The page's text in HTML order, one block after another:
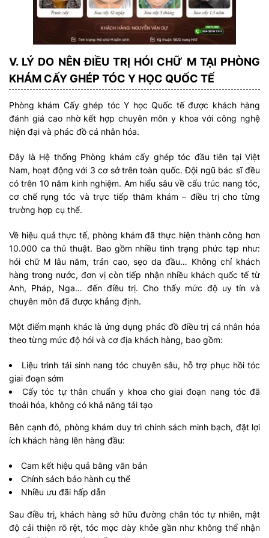
V. LÝ DO NÊN ĐIỀU TRỊ HÓI CHỮ M TẠI PHÒNG
KHÁM CẤY GHÉP TÓC Y HỌC QUỐC TẾ
Phòng khám Cấy ghép tóc Y học Quốc tế được khách hàng
đánh giá cao nhờ kết hợp chuyên môn y khoa với công nghệ
hiện đại và phác đồ cá nhân hóa.
Đây là Hệ thống Phòng khám cấy ghép tóc đầu tiên tại Việt
Nam, hoạt động với 3 cơ sở trên toàn quốc. Đội ngũ bác sĩ đều
có trên 10 năm kinh nghiệm. Am hiểu sâu về cấu trúc nang tóc,
cơ chế rụng tóc và trực tiếp thăm khám – điều trị cho từng
trường hợp cụ thể.
Về hiệu quả thực tế, phòng khám đã thực hiện thành công hơn
10.000 ca thủ thuật. Bao gồm nhiều tình trạng phức tạp như:
hói chữ M lâu năm, trán cao, sẹo da đầu… Không chỉ khách
hàng trong nước, đơn vị còn tiếp nhận nhiều khách quốc tế từ
Anh, Pháp, Nga… đến điều trị. Cho thấy mức độ uy tín và
chuyên môn đã được khẳng định.
Một điểm mạnh khác là ứng dụng phác đồ điều trị cá nhân hóa
theo từng mức độ hói và cơ địa khách hàng, bao gồm:
Liệu trình tái sinh nang tóc chuyên sâu, hỗ trợ phục hồi tóc
giai đoạn sớm
Cấy tóc tự thân chuẩn y khoa cho giai đoạn nang tóc đã
thoái hóa, không có khả năng tái tạo
Bên cạnh đó, phòng khám duy trì chính sách minh bạch, đặt lợi
ích khách hàng lên hàng đầu:
Cam kết hiệu quả bằng văn bản
Chính sách bảo hành cụ thể
Nhiều ưu đãi hấp dẫn
Sau điều trị, khách hàng sở hữu đường chân tóc tự nhiên, mật
độ cải thiện rõ rệt, tóc mọc dày khỏe gần như không thể nhận